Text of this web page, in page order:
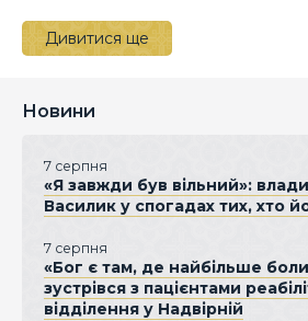
Дивитися ще
Новини
7 серпня
«Я завжди був вільний»:
Василик у спогадах тих, хто
7 серпня
«Бог є там, де найбільше
зустрівся з пацієнтами
відділення у Надвірній